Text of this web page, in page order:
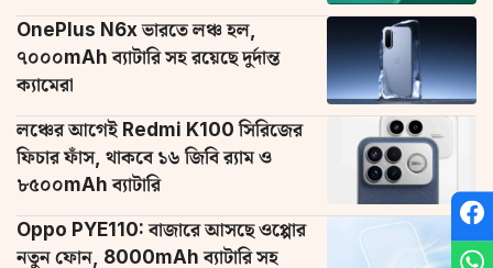
OnePlus N6x ভারতে লঞ্চ হল,
৭০০০mAh ব্যাটারি সহ রয়েছে দুর্দান্ত
ক্যামেরা
লঞ্চের আগেই Redmi K100 সিরিজের
ফিচার ফাঁস, থাকবে ১৬ জিবি র‌্যাম ও
৮৫০০mAh ব্যাটারি
Oppo PYE110: বাজারে আসছে ওপ্পোর
নতুন ফোন, 8000mAh ব্যাটারি সহ